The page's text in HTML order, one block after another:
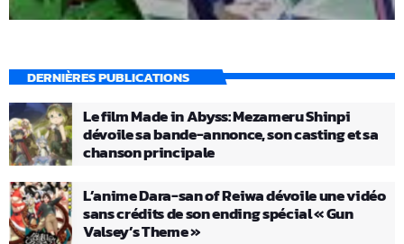
DERNIÈRES PUBLICATIONS
Le film Made in Abyss: Mezameru Shinpi
dévoile sa bande-annonce, son casting et sa
chanson principale
L’anime Dara-san of Reiwa dévoile une vidéo
sans crédits de son ending spécial « Gun
Valsey’s Theme »